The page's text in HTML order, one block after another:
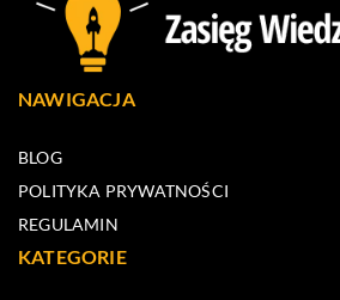
NAWIGACJA
BLOG
POLITYKA PRYWATNOŚCI
REGULAMIN
KATEGORIE